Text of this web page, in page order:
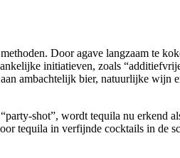
Door agave langzaam te
initiatieven, zoals
ambachtelijk bier, natuurlijke wijn
shot”, wordt tequila nu erkend
tequila in verfijnde cocktails in de